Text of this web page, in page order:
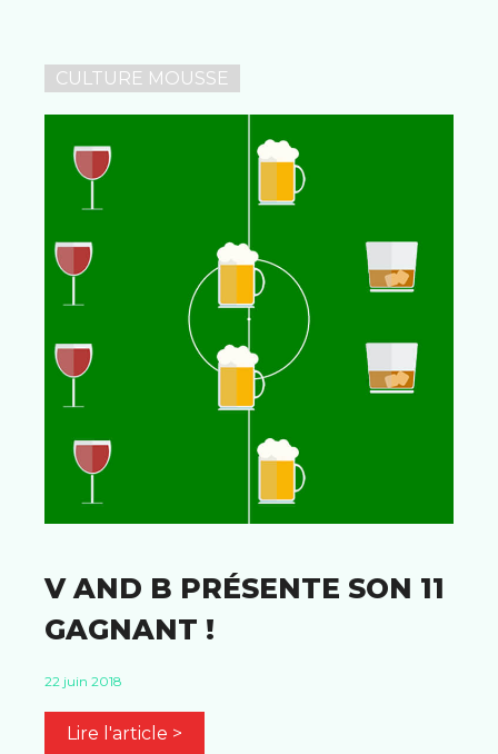
CULTURE MOUSSE
V AND B PRÉSENTE SON 11
GAGNANT !
22 juin 2018
Lire l'article >